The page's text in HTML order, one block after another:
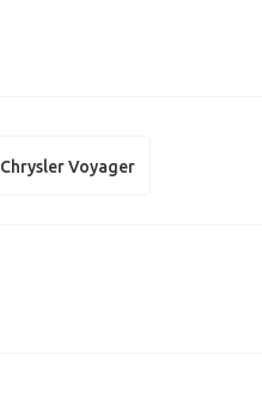
Chrysler Voyager